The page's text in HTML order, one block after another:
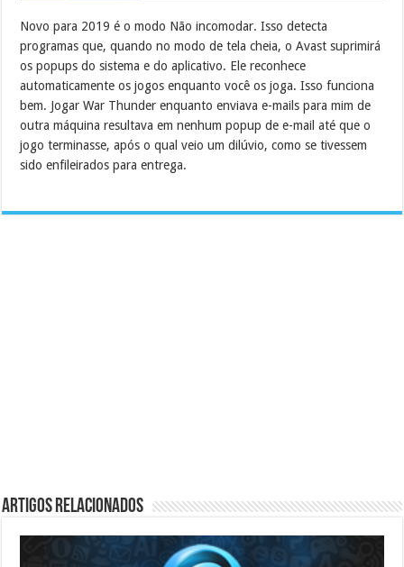
Novo para 2019 é o modo Não incomodar. Isso detecta
programas que, quando no modo de tela cheia, o Avast suprimirá
os popups do sistema e do aplicativo. Ele reconhece
automaticamente os jogos enquanto você os joga. Isso funciona
bem. Jogar War Thunder enquanto enviava e-mails para mim de
outra máquina resultava em nenhum popup de e-mail até que o
jogo terminasse, após o qual veio um dilúvio, como se tivessem
sido enfileirados para entrega.
Artigos Relacionados